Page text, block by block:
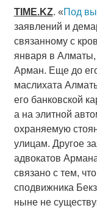
TIME.KZ. «Под
заявлений и
связанному с
января в
Арман. Еще до
маслихата
его банковской
а на элитной
охраняемую
улицам. Другое
адвокатов
связано с тем,
сподвижника
ныне не